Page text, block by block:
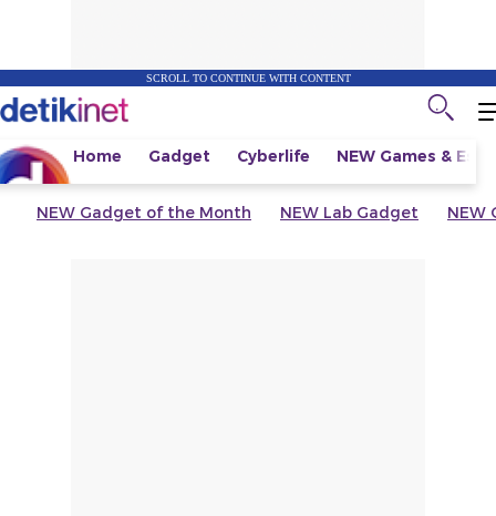
SCROLL TO CONTINUE WITH CONTENT
Home Gadget Cyberlife NEW Games &
NEW Gadget of the Month NEW Lab Gadget NEW